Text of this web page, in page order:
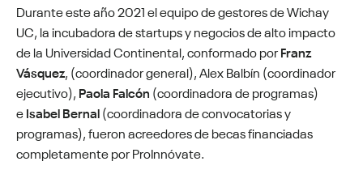
Durante este año 2021 el equipo de gestores de Wichay
UC, la incubadora de startups y negocios de alto impacto
de la Universidad Continental, conformado porFranz
Vásquez, (coordinador general), Alex Balbín (coordinador
ejecutivo), Paola Falcón (coordinadora de programas)
eIsabel Bernal(coordinadora de convocatorias y
programas), fueron acreedores de becas financiadas
completamente por ProInnóvate.